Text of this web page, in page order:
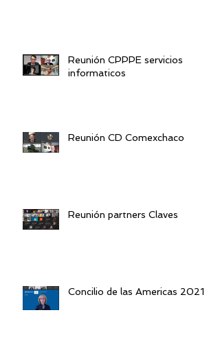
Reunión CPPPE servicios
informaticos
Reunión CD Comexchaco
Reunión partners Claves
Concilio de las Americas 2021